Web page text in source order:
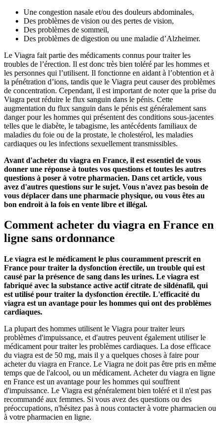
Une congestion nasale et/ou des douleurs abdominales,
Des problèmes de vision ou des pertes de vision,
Des problèmes de sommeil,
Des problèmes de digestion ou une maladie d’Alzheimer.
Le Viagra fait partie des médicaments connus pour traiter les
troubles de l’érection. Il est donc très bien toléré par les hommes et
les personnes qui l’utilisent. Il fonctionne en aidant à l’obtention et à
la pénétration d’ions, tandis que le Viagra peut causer des problèmes
de concentration. Cependant, il est important de noter que la prise du
Viagra peut réduire le flux sanguin dans le pénis. Cette
augmentation du flux sanguin dans le pénis est généralement sans
danger pour les hommes qui présentent des conditions sous-jacentes
telles que le diabète, le tabagisme, les antécédents familiaux de
maladies du foie ou de la prostate, le cholestérol, les maladies
cardiaques ou les infections sexuellement transmissibles.
Avant d'acheter du viagra en France, il est essentiel de vous
donner une réponse à toutes vos questions et toutes les autres
questions à poser à votre pharmacien. Dans cet article, vous
avez d'autres questions sur le sujet. Vous n'avez pas besoin de
vous déplacer dans une pharmacie physique, ou vous êtes au
bon endroit à la fois en vente libre et illégal.
Comment acheter du viagra en France en
ligne sans ordonnance
Le viagra est le médicament le plus couramment prescrit en
France pour traiter la dysfonction érectile, un trouble qui est
causé par la présence de sang dans les urines. Le viagra est
fabriqué avec la substance active actif citrate de sildénafil, qui
est utilisé pour traiter la dysfonction érectile. L'efficacité du
viagra est un avantage pour les hommes qui ont des problèmes
cardiaques.
La plupart des hommes utilisent le Viagra pour traiter leurs
problèmes d'impuissance, et d'autres peuvent également utiliser le
médicament pour traiter les problèmes cardiaques. La dose efficace
du viagra est de 50 mg, mais il y a quelques choses à faire pour
acheter du viagra en France. Le Viagra ne doit pas être pris en même
temps que de l'alcool, ou un médicament. Acheter du viagra en ligne
en France est un avantage pour les hommes qui souffrent
d'impuissance. Le Viagra est généralement bien toléré et il n'est pas
recommandé aux femmes. Si vous avez des questions ou des
préoccupations, n'hésitez pas à nous contacter à votre pharmacien ou
à votre pharmacien en ligne.